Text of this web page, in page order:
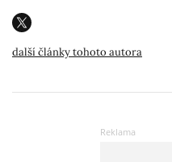
další články tohoto autora